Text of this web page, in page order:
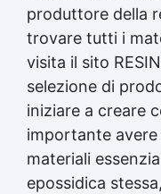
produttore della
trovare tutti i
visita il sito
selezione di
iniziare a creare
importante avere
materiali
epossidica